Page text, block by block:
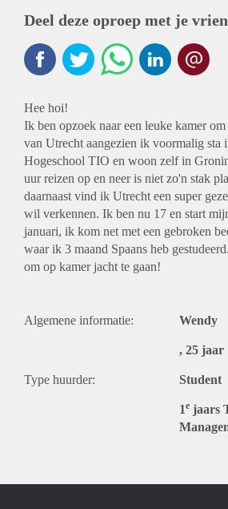
Deel deze oproep met je
Hee hoi!
Ik ben opzoek naar een leuke kamer
van Utrecht aangezien ik voormalig sta
Hogeschool TIO en woon zelf in
uur reizen op en neer is niet zo'n stak
daarnaast vind ik Utrecht een super
wil verkennen. Ik ben nu 17 en start
januari, ik kom net met een gebroken
waar ik 3 maand Spaans heb
om op kamer jacht te gaan!
Algemene informatie: Wendy
, 25 jaar
Type huurder: Student
1e jaars